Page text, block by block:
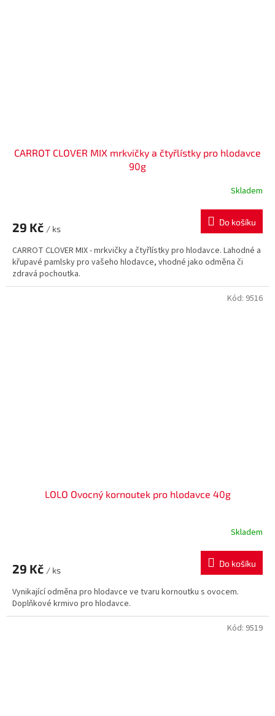
CARROT CLOVER MIX mrkvičky a čtyřlístky pro hlodavce
90g
Skladem
29 Kč / ks
Do košíku
CARROT CLOVER MIX - mrkvičky a čtyřlístky pro hlodavce. Lahodné a
křupavé pamlsky pro vašeho hlodavce, vhodné jako odměna či
zdravá pochoutka.
LOLO Ovocný kornoutek pro hlodavce 40g
Skladem
29 Kč / ks
Do košíku
Vynikající odměna pro hlodavce ve tvaru kornoutku s ovocem.
Doplňkové krmivo pro hlodavce.
Kód: 9516
Kód: 9519